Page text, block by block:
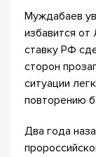
Муждабаев
избавится
ставку РФ
сторон
ситуации
повторению
Два года